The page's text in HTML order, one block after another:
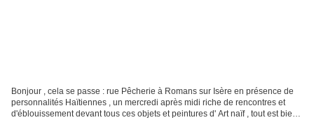
Bonjour , cela se passe : rue Pêcherie à Romans sur Isère en présence de
personnalités Haïtiennes , un mercredi après midi riche de rencontres et
d'éblouissement devant tous ces objets et peintures d' Art naïf , tout est bien